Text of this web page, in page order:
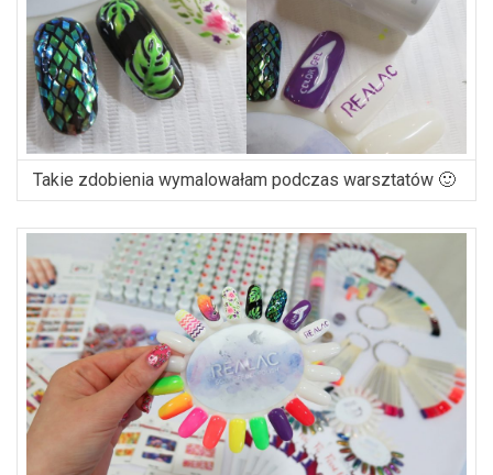
Takie zdobienia wymalowałam podczas warsztatów 🙂